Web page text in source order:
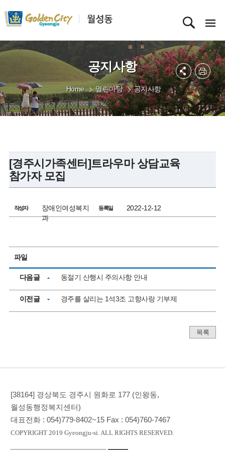
공지사항
Home 열린마당 공지사항
[경주시가족센터]트라우마 상담교육
참가자 모집
작성자
장애인여성복지
과
등록일 2022-12-12
파일
다음글 동절기 산행시 주의사항 안내
이전글 경주를 살리는 1석3조 고향사랑 기부제
목록
[38164] 경상북도 경주시 원화로 177 (인왕동,
월성동행정복지센터)
대표전화 :054)779-8402~15 Fax :054)760-7467
COPYRIGHT 2019 Gyeongju-si. ALL RIGHTS RESERVED.